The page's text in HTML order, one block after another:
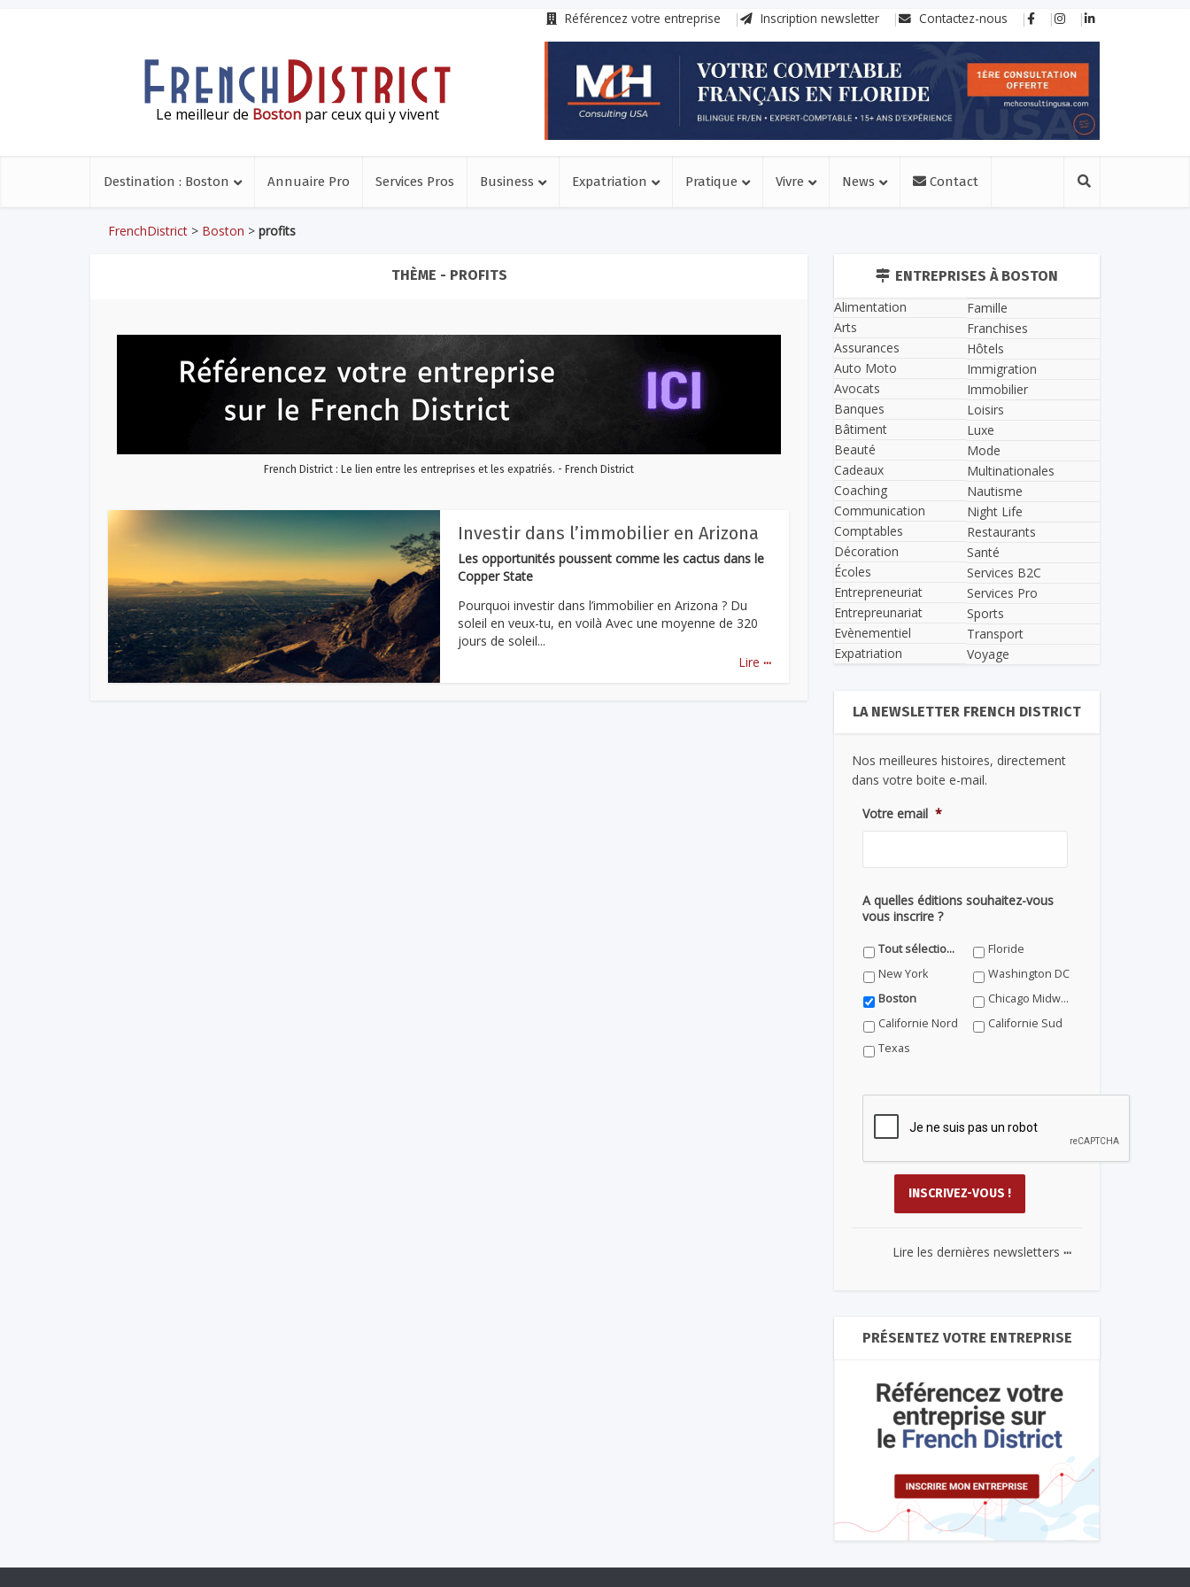
Référencez votre entreprise Inscription newsletter Contactez-nous
Le meilleur de Boston par ceux qui y vivent
Destination : Boston Annuaire Pro Services Pros Business Expatriation Pratique Vivre News Contact
FrenchDistrict > Boston > profits
THÈME - PROFITS
French District : Le lien entre les entreprises et les expatriés. - French District
Investir dans l’immobilier en Arizona
Les opportunités poussent comme les cactus dans le
Copper State
Pourquoi investir dans l’immobilier en Arizona ? Du
soleil en veux-tu, en voilà Avec une moyenne de 320
jours de soleil...
Lire ...
ENTREPRISES À BOSTON
Alimentation
Arts
Assurances
Auto Moto
Avocats
Banques
Bâtiment
Beauté
Cadeaux
Coaching
Communication
Comptables
Décoration
Écoles
Entrepreneuriat
Entrepreunariat
Evènementiel
Expatriation
Famille
Franchises
Hôtels
Immigration
Immobilier
Loisirs
Luxe
Mode
Multinationales
Nautisme
Night Life
Restaurants
Santé
Services B2C
Services Pro
Sports
Transport
Voyage
LA NEWSLETTER FRENCH DISTRICT
Nos meilleures histoires, directement
dans votre boite e-mail.
Votre email *
A quelles éditions souhaitez-vous
vous inscrire ?
Tout sélectionner
Floride
New York
Washington DC
Boston
Chicago Midwest
Californie Nord
Californie Sud
Texas
Lire les dernières newsletters ...
PRÉSENTEZ VOTRE ENTREPRISE